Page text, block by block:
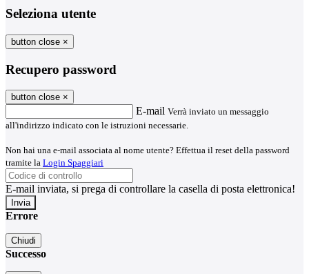
Seleziona utente
button close ×
Recupero password
button close ×
E-mail Verrà inviato un messaggio
all'indirizzo indicato con le istruzioni necessarie.
Non hai una e-mail associata al nome utente? Effettua il reset della password
tramite la Login Spaggiari
E-mail inviata, si prega di controllare la casella di posta elettronica!
Errore
Chiudi
Successo